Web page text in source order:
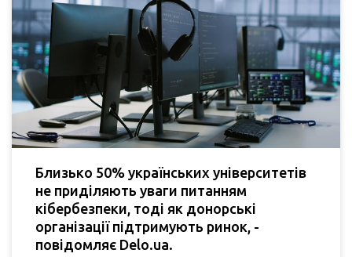
Близько 50% українських університетів
не приділяють уваги питанням
кібербезпеки, тоді як донорські
організації підтримують ринок, -
повідомляє Delo.ua.